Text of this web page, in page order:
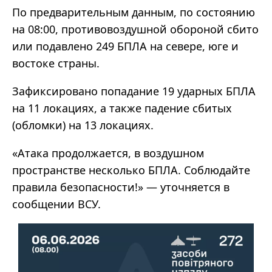
По предварительным данным, по состоянию
на 08:00, противовоздушной обороной сбито
или подавлено 249 БПЛА на севере, юге и
востоке страны.
Зафиксировано попадание 19 ударных БПЛА
на 11 локациях, а также падение сбитых
(обломки) на 13 локациях.
«Атака продолжается, в воздушном
пространстве несколько БПЛА. Соблюдайте
правила безопасности!» — уточняется в
сообщении ВСУ.